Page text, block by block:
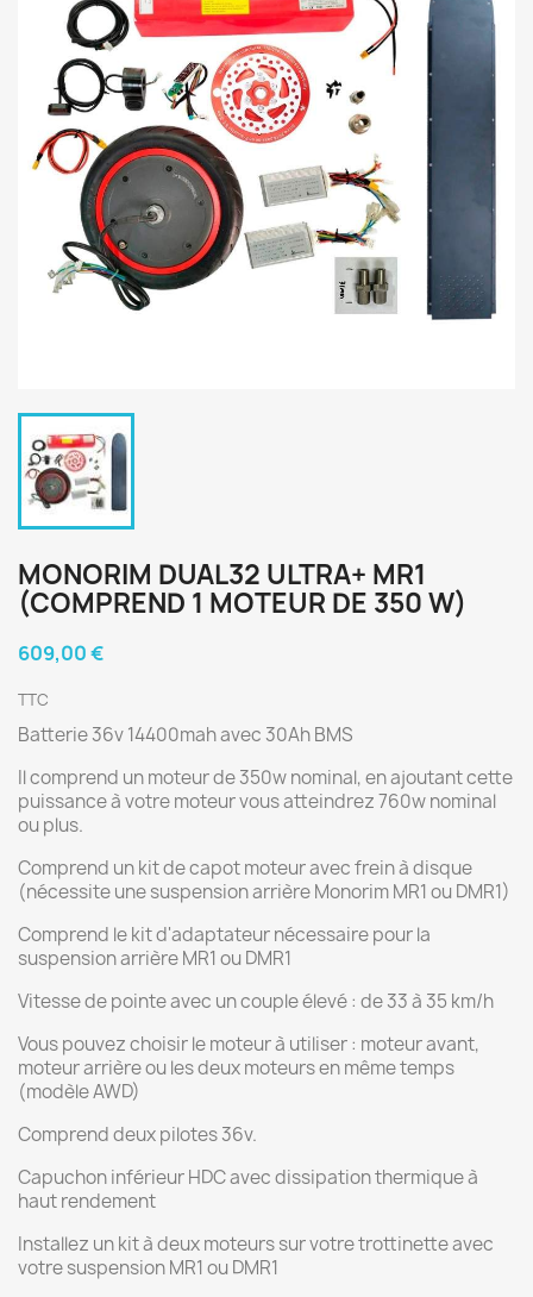
MONORIM DUAL32 ULTRA+ MR1
(COMPREND 1 MOTEUR DE 350 W)
609,00 €
TTC
Batterie 36v 14400mah avec 30Ah BMS
Il comprend un moteur de 350w nominal, en ajoutant cette
puissance à votre moteur vous atteindrez 760w nominal
ou plus.
Comprend un kit de capot moteur avec frein à disque
(nécessite une suspension arrière Monorim MR1 ou DMR1)
Comprend le kit d'adaptateur nécessaire pour la
suspension arrière MR1 ou DMR1
Vitesse de pointe avec un couple élevé : de 33 à 35 km/h
Vous pouvez choisir le moteur à utiliser : moteur avant,
moteur arrière ou les deux moteurs en même temps
(modèle AWD)
Comprend deux pilotes 36v.
Capuchon inférieur HDC avec dissipation thermique à
haut rendement
Installez un kit à deux moteurs sur votre trottinette avec
votre suspension MR1 ou DMR1